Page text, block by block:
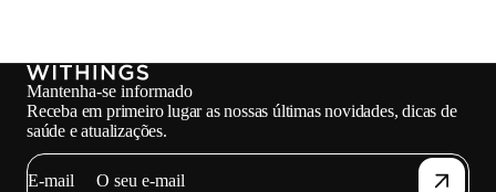
Mantenha-se informado
Receba em primeiro lugar as nossas últimas novidades, dicas de
saúde e atualizações.
E-mail